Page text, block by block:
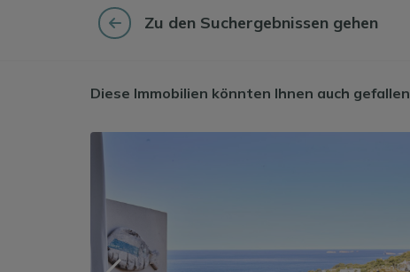
Zu den Suchergebnissen gehen
Diese Immobilien könnten Ihnen auch gefallen